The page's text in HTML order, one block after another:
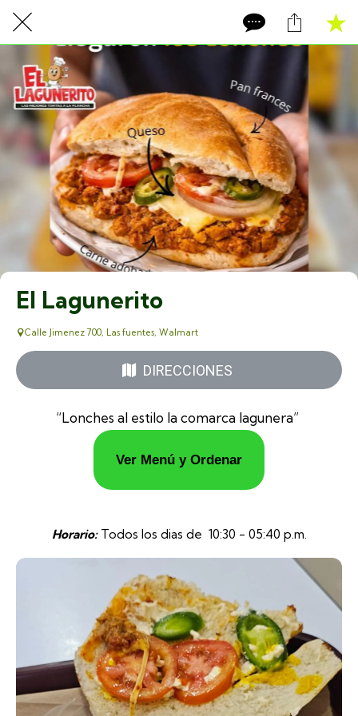
El Lagunerito
Calle Jimenez 700, Las fuentes, Walmart
DIRECCIONES
“Lonches al estilo la comarca lagunera”
Ver Menú y Ordenar
Horario:Todos los dias de 10:30 - 05:40 p.m.